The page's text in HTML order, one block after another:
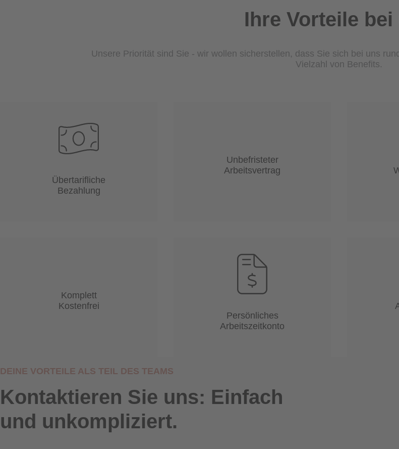
Ihre Vorteile bei
Unsere Priorität sind Sie - wir wollen sicherstellen, dass Sie sich bei uns
Vielzahl von Benefits.
Übertarifliche
Bezahlung
Unbefristeter
Arbeitsvertrag
Komplett
Kostenfrei
Persönliches
Arbeitszeitkonto
DEINE VORTEILE ALS TEIL DES TEAMS
Kontaktieren Sie uns: Einfach
und unkompliziert.